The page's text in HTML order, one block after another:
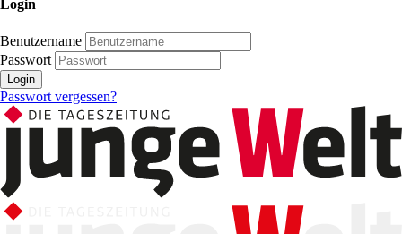
Login
Benutzername
Passwort
Login
Passwort vergessen?